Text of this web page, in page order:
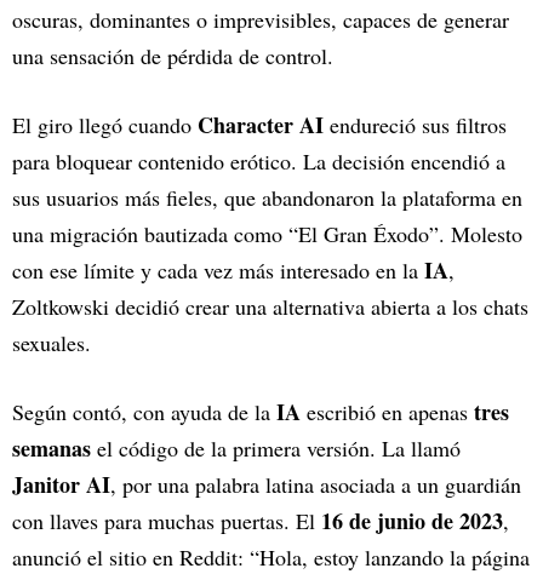
oscuras, dominantes o imprevisibles, capaces de generar
una sensación de pérdida de control.
El giro llegó cuando Character AI endureció sus filtros
para bloquear contenido erótico. La decisión encendió a
sus usuarios más fieles, que abandonaron la plataforma en
una migración bautizada como “El Gran Éxodo”. Molesto
con ese límite y cada vez más interesado en la IA,
Zoltkowski decidió crear una alternativa abierta a los chats
sexuales.
Según contó, con ayuda de la IA escribió en apenas tres
semanas el código de la primera versión. La llamó
Janitor AI, por una palabra latina asociada a un guardián
con llaves para muchas puertas. El 16 de junio de 2023,
anunció el sitio en Reddit: “Hola, estoy lanzando la página